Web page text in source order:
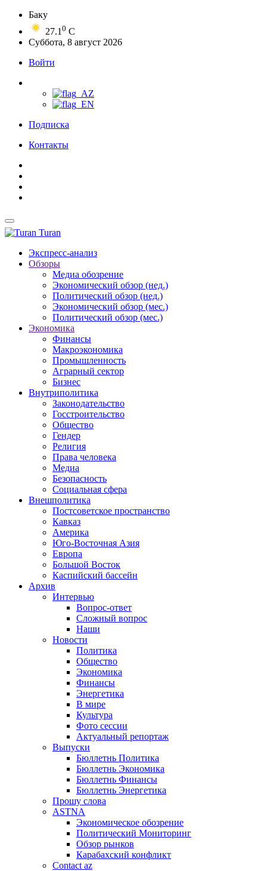
Баку
27.1 0 C
Суббота, 8 август 2026
Войти
Подписка
Контакты
Turan
Экспресс-анализ
Обзоры
Медиа обозрение
Экономический обзор (нед.)
Политический обзор (нед.)
Экономический обзор (мес.)
Политический обзор (мес.)
Экономика
Финансы
Макроэкономика
Промышленность
Аграрный сектор
Бизнес
Внутриполитика
Законодательство
Госстроительство
Общество
Гендер
Религия
Права человека
Медиа
Безопасность
Социальная сфера
Внешполитика
Постсоветское пространство
Кавказ
Америка
Юго-Восточная Азия
Европа
Большой Восток
Каспийский бассейн
Архив
Интервью
Вопрос-ответ
Сложный вопрос
Наши
Новости
Политика
Общество
Экономика
Финансы
Энергетика
В мире
Культура
Фото сессии
Актуальный репортаж
Выпуски
Бюллетнь Политика
Бюллетнь Экономика
Бюллетнь Финансы
Бюллетнь Энергетика
Прошу слова
ASTNA
Экономическое обозрение
Политический Мониторинг
Обзор рынков
Карабахский конфликт
Contact az